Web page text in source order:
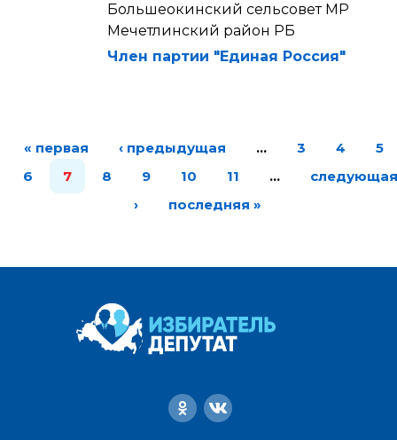
Большеокинский сельсовет МР
Мечетлинский район РБ
Член партии "Единая Россия"
« первая ‹ предыдущая … 3 4
5
6
7 8 9 10 11 …
следующая
›
последняя »